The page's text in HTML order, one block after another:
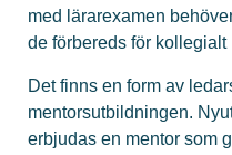
med lärarexamen
de förbereds för kollegialt
Det finns en form av
mentorsutbildningen.
erbjudas en mentor som